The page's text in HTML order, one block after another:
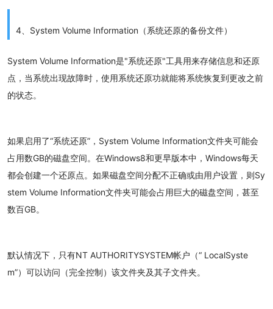
4、System Volume Information（系统还原的备份文件）
System Volume Information是"系统还原"工具用来存储信息和还原
点，当系统出现故障时，使用系统还原功就能将系统恢复到更改之前
的状态。
如果启用了“系统还原”，System Volume Information文件夹可能会
占用数GB的磁盘空间。在Windows8和更早版本中，Windows每天
都会创建一个还原点。如果磁盘空间分配不正确或由用户设置，则Sy
stem Volume Information文件夹可能会占用巨大的磁盘空间，甚至
数百GB。
默认情况下，只有NT AUTHORITYSYSTEM帐户（“ LocalSyste
m”）可以访问（完全控制）该文件夹及其子文件夹。